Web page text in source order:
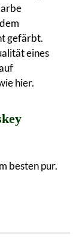
gefärbt.
eines
hier.
besten pur.